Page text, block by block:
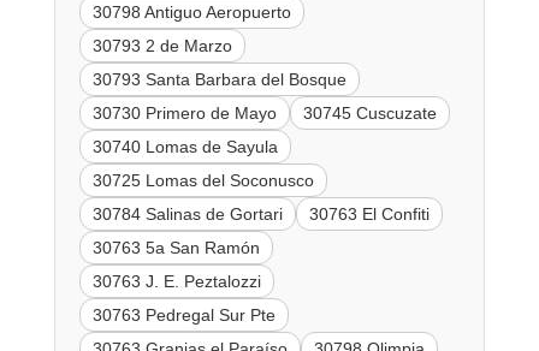
30798 Antiguo Aeropuerto
30793 2 de Marzo
30793 Santa Barbara del Bosque
30730 Primero de Mayo
30745 Cuscuzate
30740 Lomas de Sayula
30725 Lomas del Soconusco
30784 Salinas de Gortari
30763 El Confiti
30763 5a San Ramón
30763 J. E. Peztalozzi
30763 Pedregal Sur Pte